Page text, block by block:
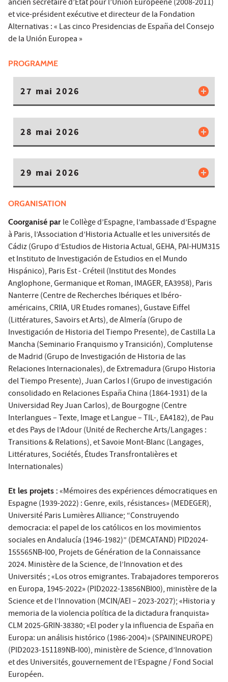
ancien secrétaire d’État pour l’Union Européene (2008-2011)
et vice-président exécutive et directeur de la Fondation
Alternativas : « Las cinco Presidencias de España del Consejo
de la Unión Europea »
PROGRAMME
27 mai 2026
28 mai 2026
29 mai 2026
ORGANISATION
Coorganisé par le Collège d’Espagne, l’ambassade d’Espagne
à Paris, l’Association d’Historia Actualle et les universités de
Cádiz (Grupo d’Estudios de Historia Actual, GEHA, PAI-HUM315
et Instituto de Investigación de Estudios en el Mundo
Hispánico), Paris Est - Créteil (Institut des Mondes
Anglophone, Germanique et Roman, IMAGER, EA3958), Paris
Nanterre (Centre de Recherches Ibériques et Ibéro-
américains, CRIIA, UR Etudes romanes), Gustave Eiffel
(Littératures, Savoirs et Arts), de Almería (Grupo de
Investigación de Historia del Tiempo Presente), de Castilla La
Mancha (Seminario Franquismo y Transición), Complutense
de Madrid (Grupo de Investigación de Historia de las
Relaciones Internacionales), de Extremadura (Grupo Historia
del Tiempo Presente), Juan Carlos I (Grupo de investigación
consolidado en Relaciones España China (1864-1931) de la
Universidad Rey Juan Carlos), de Bourgogne (Centre
Interlangues – Texte, Image et Langue – TIL-, EA4182), de Pau
et des Pays de l’Adour (Unité de Recherche Arts/Langages :
Transitions & Relations), et Savoie Mont-Blanc (Langages,
Littératures, Sociétés, Études Transfrontalières et
Internationales)
Et les projets : «Mémoires des expériences démocratiques en
Espagne (1939-2022) : Genre, exils, résistances» (MEDEGER),
Université Paris Lumières Alliance; “Construyendo
democracia: el papel de los católicos en los movimientos
sociales en Andalucía (1946-1982)” (DEMCATAND) PID2024-
155565NB-I00, Projets de Génération de la Connaissance
2024. Ministère de la Science, de l’Innovation et des
Universités ; «Los otros emigrantes. Trabajadores temporeros
en Europa, 1945-2022» (PID2022-13856NBI00), ministère de la
Science et de l’Innovation (MCIN/AEI – 2023-2027); «Historia y
memoria de la violencia política de la dictadura franquista»
CLM 2025-GRIN-38380; «El poder y la influencia de España en
Europa: un análisis histórico (1986-2004)» (SPAININEUROPE)
(PID2023-151189NB-I00), ministère de Science, d’Innovation
et des Universités, gouvernement de l’Espagne / Fond Social
Européen.